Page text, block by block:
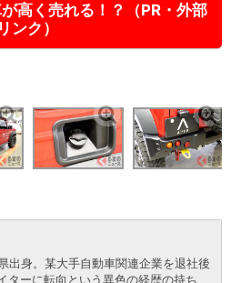
高く売れる！？（PR・外部
リンク）
出身。某大手自動車関連企業を退社後
ターに転向という異色の経歴の持ち